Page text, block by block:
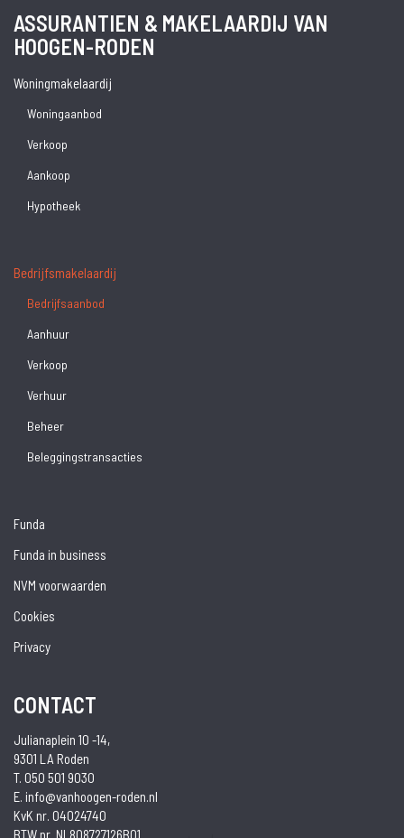
ASSURANTIEN & MAKELAARDIJ­ VAN
HOOGEN-RODEN
Woningmakelaardij
Woningaanbod
Verkoop
Aankoop
Hypotheek
Bedrijfsmakelaardij
Bedrijfsaanbod
Aanhuur
Verkoop
Verhuur
Beheer
Beleggingstransacties
Funda
Funda in business
NVM voorwaarden
Cookies
Privacy
CONTACT
Julianaplein 10 -14,
9301 LA Roden
T. 050 501 9030
E. info@vanhoogen-roden.nl
KvK nr. 04024740
BTW nr. NL808727126B01